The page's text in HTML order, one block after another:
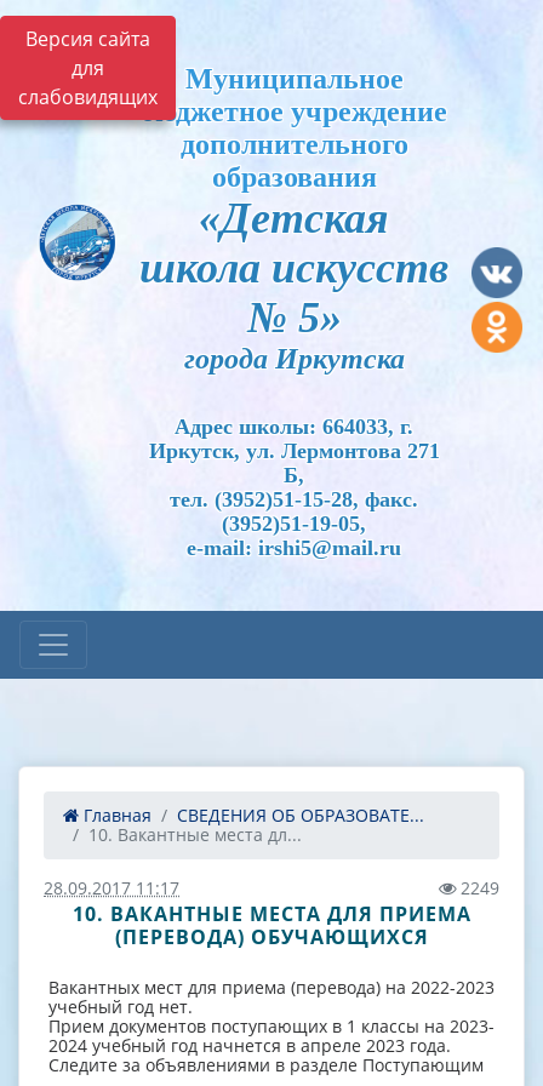
Версия сайта
для
слабовидящих
Муниципальное
бюджетное учреждение
дополнительного
образования
«Детская
школа искусств
№ 5»
города Иркутска
Адрес школы: 664033, г.
Иркутск, ул. Лермонтова 271
Б,
тел. (3952)51-15-28, факс.
(3952)51-19-05,
e-mail: irshi5@mail.ru
Главная
СВЕДЕНИЯ ОБ ОБРАЗОВАТЕ...
10. Вакантные места дл...
28.09.2017 11:17 2249
10. ВАКАНТНЫЕ МЕСТА ДЛЯ ПРИЕМА
(ПЕРЕВОДА) ОБУЧАЮЩИХСЯ
Вакантных мест для приема (перевода) на 2022-2023
учебный год нет.
Прием документов поступающих в 1 классы на 2023-
2024 учебный год начнется в апреле 2023 года.
Следите за объявлениями в разделе Поступающим